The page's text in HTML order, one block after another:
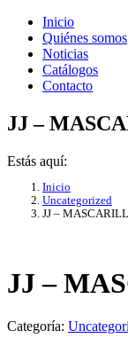
Inicio
Quiénes somos
Noticias
Catálogos
Contacto
JJ –
Estás aquí:
Inicio
Uncategorized
JJ –
JJ –
Categoría: